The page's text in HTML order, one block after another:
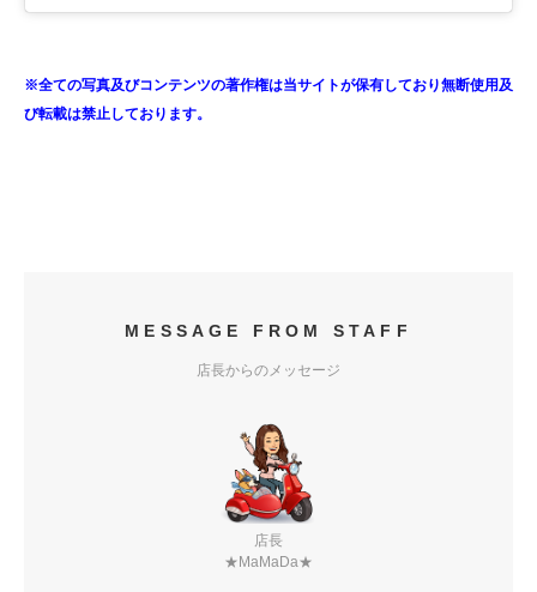
※全ての写真及びコンテンツの著作権は当サイトが保有しており無断使用及
び転載は禁止しております。
MESSAGE FROM STAFF
店長からのメッセージ
店長
★MaMaDa★